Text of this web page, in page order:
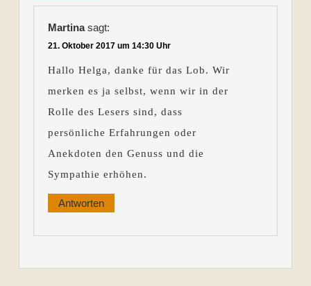
Martina sagt:
21. Oktober 2017 um 14:30 Uhr
Hallo Helga, danke für das Lob. Wir
merken es ja selbst, wenn wir in der
Rolle des Lesers sind, dass
persönliche Erfahrungen oder
Anekdoten den Genuss und die
Sympathie erhöhen.
Antworten